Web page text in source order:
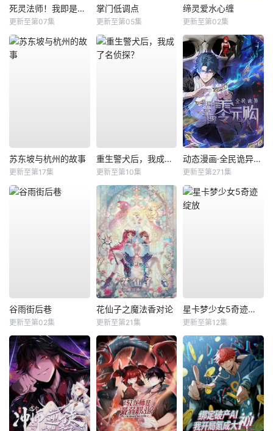
死灵法师！我即是天灾
更新至第07集
掌门低调点
更新至第05集
缔灵爱水心缠
更新至第02集
苏东坡与杭州的故事
更新至第17集
重生警犬后，我成了名侦探？
更新至第10集
动态漫画·全民诡异：开局掌握零元购
更新至第271集
谷雨街后巷
更新至第02集
花仙子之魔法香对论
更新至第21集
星卡梦少女5奇迹绽放
更新至第12集